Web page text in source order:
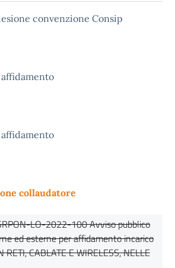
convenzione Consip
collaudatore
LO-2022-100 Avviso pubblico
ed esterne per affidamento incarico
CABLATE E WIRELESS, NELLE